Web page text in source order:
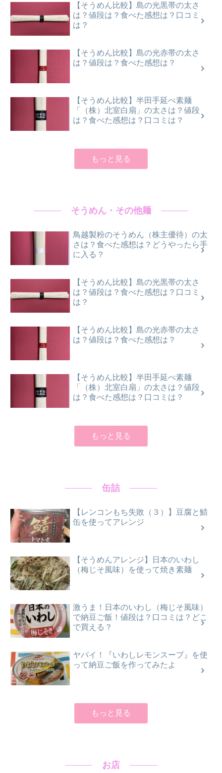
【そうめん比較】島の光黒帯の太さ
は？値段は？食べた感想は？口コミ
は？
【そうめん比較】島の光赤帯の太さ
は？値段は？食べた感想は？
【そうめん比較】半田手延べ素麺
「（株）北室白扇」の太さは？値段
は？食べた感想は？口コミは？
もっと見る
そうめん・その他麺
鳥越製粉のそうめん（株主優待）の太
さは？食べた感想は？どうやったら手
に入る？
【そうめん比較】島の光黒帯の太さ
は？値段は？食べた感想は？口コミ
は？
【そうめん比較】島の光赤帯の太さ
は？値段は？食べた感想は？
【そうめん比較】半田手延べ素麺
「（株）北室白扇」の太さは？値段
は？食べた感想は？口コミは？
もっと見る
缶詰
【レンコンもち失敗（３）】豆腐と鯖
缶を使ってアレンジ
【そうめんアレンジ】日本のいわし
（梅じそ風味）を使って焼き素麺
激うま！日本のいわし（梅じそ風味）
で納豆ご飯！値段は？口コミは？どこ
で買える？
ヤバイ！『いわしレモンスープ』を使
って納豆ご飯を作ってみたよ
もっと見る
お店